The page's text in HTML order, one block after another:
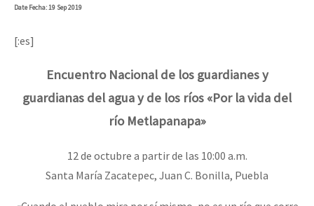
DateFecha: 19 Sep 2019
[:es]
Encuentro Nacional de los guardianes y
guardianas del agua y de los ríos «Por la vida del
río Metlapanapa»
12 de octubre a partir de las 10:00 a.m.
Santa María Zacatepec, Juan C. Bonilla, Puebla